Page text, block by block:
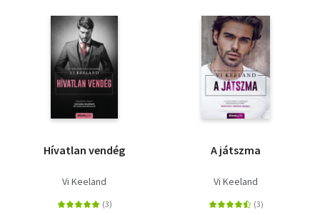
Hívatlan vendég
Vi Keeland
A játszma
Vi Keeland